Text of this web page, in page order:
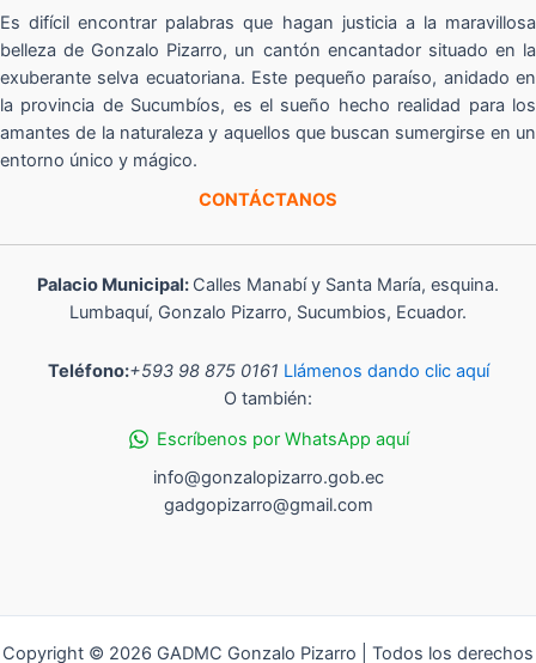
Es difícil encontrar palabras que hagan justicia a la maravillosa
belleza de Gonzalo Pizarro, un cantón encantador situado en la
exuberante selva ecuatoriana. Este pequeño paraíso, anidado en
la provincia de Sucumbíos, es el sueño hecho realidad para los
amantes de la naturaleza y aquellos que buscan sumergirse en un
entorno único y mágico.
CONTÁCTANOS
Palacio Municipal: Calles Manabí y Santa María, esquina.
Lumbaquí, Gonzalo Pizarro, Sucumbios, Ecuador.
Teléfono:+593 98 875 0161 Llámenos dando clic aquí
O también:
Escríbenos por WhatsApp aquí
info@gonzalopizarro.gob.ec
gadgopizarro@gmail.com
Copyright © 2026 GADMC Gonzalo Pizarro | Todos los derechos